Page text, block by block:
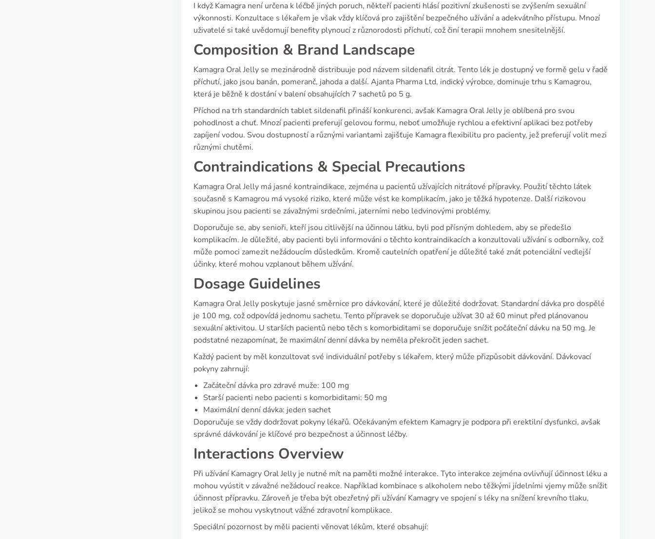
I když Kamagra není určena k léčbě jiných poruch, někteří pacienti hlásí pozitivní zkušenosti se zvýšením sexuální
výkonnosti. Konzultace s lékařem je však vždy klíčová pro zajištění bezpečného užívání a adekvátního přístupu. Mnozí
uživatelé si také uvědomují benefity plynoucí z různorodosti příchutí, což činí terapii mnohem snesitelnější.
Composition & Brand Landscape
Kamagra Oral Jelly se mezinárodně distribuuje pod názvem sildenafil citrát. Tento lék je dostupný ve formě gelu v řadě
příchutí, jako jsou banán, pomeranč, jahoda a další. Ajanta Pharma Ltd, indický výrobce, dominuje trhu s Kamagrou,
která je běžně k dostání v balení obsahujících 7 sachetů po 5 g.
Příchod na trh standardních tablet sildenafil přináší konkurenci, avšak Kamagra Oral Jelly je oblíbená pro svou
pohodlnost a chuť. Mnozí pacienti preferují gelovou formu, neboť umožňuje rychlou a efektivní aplikaci bez potřeby
zapíjení vodou. Svou dostupností a různými variantami zajišťuje Kamagra flexibilitu pro pacienty, jež preferují volit mezi
různými chutěmi.
Contraindications & Special Precautions
Kamagra Oral Jelly má jasné kontraindikace, zejména u pacientů užívajících nitrátové přípravky. Použití těchto látek
současně s Kamagrou má vysoké riziko, které může vést ke komplikacím, jako je těžká hypotenze. Další rizikovou
skupinou jsou pacienti se závažnými srdečními, jaterními nebo ledvinovými problémy.
Doporučuje se, aby senioři, kteří jsou citlivější na účinnou látku, byli pod přísným dohledem, aby se předešlo
komplikacím. Je důležité, aby pacienti byli informováni o těchto kontraindikacích a konzultovali užívání s odborníky, což
může pomoci zamezit nežádoucím důsledkům. Kromě cautelních opatření je důležité také znát potenciální vedlejší
účinky, které mohou vzplanout během užívání.
Dosage Guidelines
Kamagra Oral Jelly poskytuje jasné směrnice pro dávkování, které je důležité dodržovat. Standardní dávka pro dospělé
je 100 mg, což odpovídá jednomu sachetu. Tento přípravek se doporučuje užívat 30 až 60 minut před plánovanou
sexuální aktivitou. U starších pacientů nebo těch s komorbiditami se doporučuje snížit počáteční dávku na 50 mg. Je
podstatné nezapomínat, že maximální denní dávka by neměla překročit jeden sachet.
Každý pacient by měl konzultovat své individuální potřeby s lékařem, který může přizpůsobit dávkování. Dávkovací
pokyny zahrnují:
Začáteční dávka pro zdravé muže: 100 mg
Starší pacienti nebo pacienti s komorbiditami: 50 mg
Maximální denní dávka: jeden sachet
Doporučuje se vždy dodržovat pokyny lékařů. Očekávaným efektem Kamagry je podpora při erektilní dysfunkci, avšak
správné dávkování je klíčové pro bezpečnost a účinnost léčby.
Interactions Overview
Při užívání Kamagry Oral Jelly je nutné mít na paměti možné interakce. Tyto interakce zejména ovlivňují účinnost léku a
mohou vyústit v závažné nežádoucí reakce. Například kombinace s alkoholem nebo těžkými jídelními vjemy může snížit
účinnost přípravku. Zároveň je třeba být obezřetný při užívání Kamagry ve spojení s léky na snížení krevního tlaku,
jelikož se mohou vyskytnout vážné zdravotní komplikace.
Speciální pozornost by měli pacienti věnovat lékům, které obsahují: